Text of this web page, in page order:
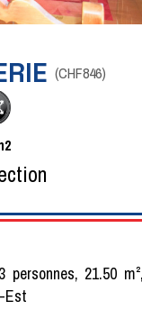
(CHF846)
21.50
Est